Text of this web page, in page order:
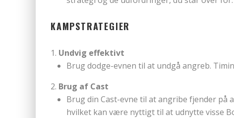
KAMPSTRATEGIER
Undvig effektivt
Brug dodge-evnen til at undgå angreb.
Brug af Cast
Brug din Cast-evne til at angribe fjender på
hvilket kan være nyttigt til at udnytte visse